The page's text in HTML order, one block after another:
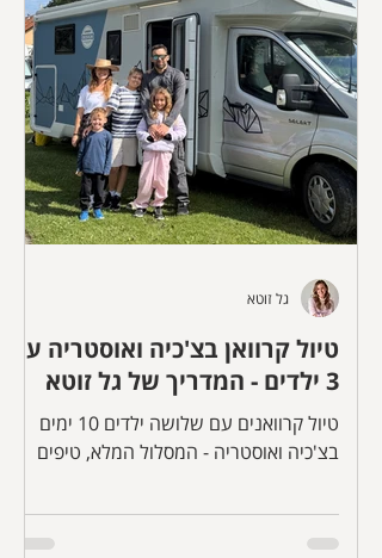
טיול קרוואן בצ'כיה ואוסטריה עם
3 ילדים - המדריך של גל זוטא
טיול קרוואנים עם שלושה ילדים 10 ימים
בצ'כיה ואוסטריה - המסלול המלא, טיפים
גל זוטא